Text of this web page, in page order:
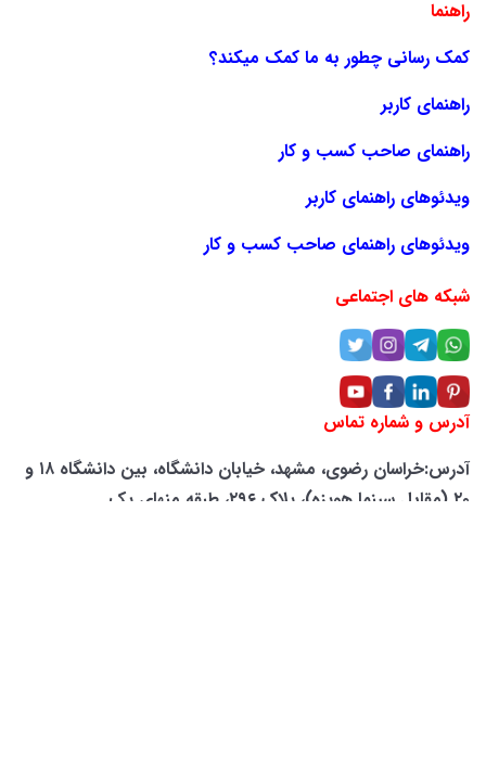
راهنما
کمک رسانی چطور به ما کمک میکند؟
راهنمای کاربر
راهنمای صاحب کسب و کار
ویدئوهای راهنمای کاربر
ویدئوهای راهنمای صاحب کسب و کار
شبکه های اجتماعی
آدرس و شماره تماس
آدرس:خراسان رضوی، مشهد، خیابان دانشگاه، بین دانشگاه ۱۸ و
۲۰ (مقابل سینما هویزه)، پلاک ۲۹۶، طبقه منهای یک